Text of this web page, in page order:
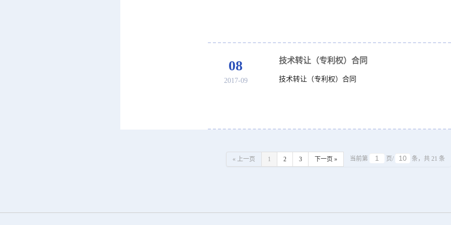
08
2017-09
技术转让（专利权）合同
技术转让（专利权）合同
« 上一页 1 2 3 下一页 » 当前第 页/ 条，共 21 条